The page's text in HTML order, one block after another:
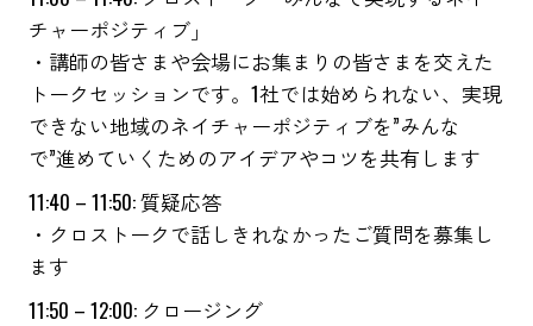
チャーポジティブ」
・講師の皆さまや会場にお集まりの皆さまを交えた
トークセッションです。1社では始められない、実現
できない地域のネイチャーポジティブを”みんな
で”進めていくためのアイデアやコツを共有します
11:40 – 11:50: 質疑応答
・クロストークで話しきれなかったご質問を募集し
ます
11:50 – 12:00: クロージング